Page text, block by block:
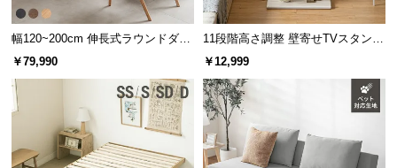
幅120~200cm 伸長式ラウンドダイ
ニングテーブル 6人掛け 天然木突
板 美しい格子デザイン
￥79,990
11段階高さ調整 壁寄せTVスタンド
キャスター付き 上下左右角度調節
￥12,999